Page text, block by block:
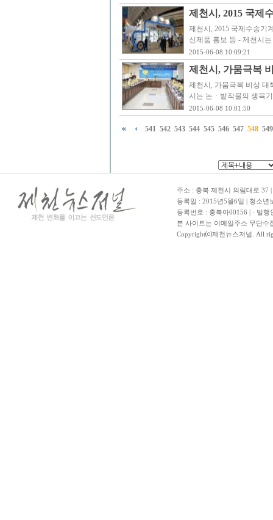
제천시, 2015 국제
제천시, 2015 국제수송기
신제품 홍보 등 - 제천시
2015-06-08 10:09:21
제천시, 가뭄극복
제천시, 가뭄극복 비상 대
시는 논ㆍ밭작물의 생육
2015-06-08 10:01:50
541 542 543 544 545 546 547 548 549
주소 : 충북 제천시 의림대로 37
등록일 : 2015년5월6일 | 청소
등록번호 : 충북아00156 | · 발
본 사이트는 이메일주소 무단수
Copyright⒞제천뉴스저널. All